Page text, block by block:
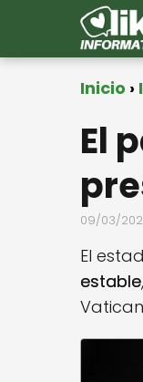
Inicio
El
09/03/
El
estable